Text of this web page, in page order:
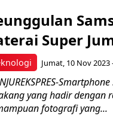
Super
Jumat, 10 Nov 2023
yang hadir dengan
fotografi yang...